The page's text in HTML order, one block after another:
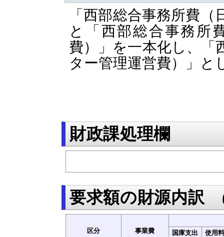
「西部総合事務所費（
と「西部総合事務所
費）」を一本化し、「
ター管理運営費）」と
財政課処理欄
要求額の財源内訳
区分 事業費
国庫支出
使用